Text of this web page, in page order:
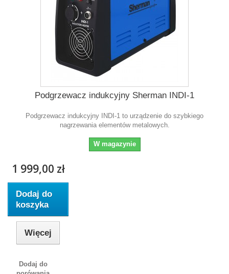
Podgrzewacz indukcyjny Sherman INDI-1
Podgrzewacz indukcyjny INDI-1 to urządzenie do szybkiego
nagrzewania elementów metalowych.
W magazynie
1 999,00 zł
Dodaj do
koszyka
Więcej
Dodaj do